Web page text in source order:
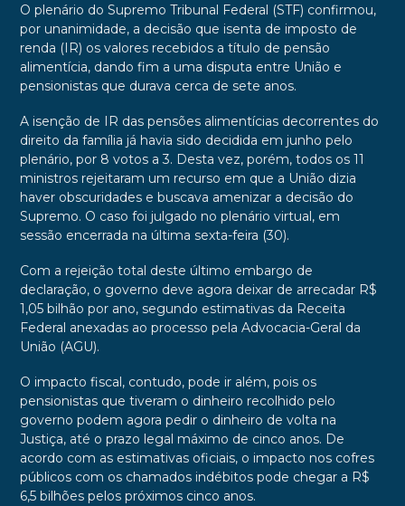
O plenário do Supremo Tribunal Federal (STF) confirmou,
por unanimidade, a decisão que isenta de imposto de
renda (IR) os valores recebidos a título de pensão
alimentícia, dando fim a uma disputa entre União e
pensionistas que durava cerca de sete anos.
A isenção de IR das pensões alimentícias decorrentes do
direito da família já havia sido decidida em junho pelo
plenário, por 8 votos a 3. Desta vez, porém, todos os 11
ministros rejeitaram um recurso em que a União dizia
haver obscuridades e buscava amenizar a decisão do
Supremo. O caso foi julgado no plenário virtual, em
sessão encerrada na última sexta-feira (30).
Com a rejeição total deste último embargo de
declaração, o governo deve agora deixar de arrecadar R$
1,05 bilhão por ano, segundo estimativas da Receita
Federal anexadas ao processo pela Advocacia-Geral da
União (AGU).
O impacto fiscal, contudo, pode ir além, pois os
pensionistas que tiveram o dinheiro recolhido pelo
governo podem agora pedir o dinheiro de volta na
Justiça, até o prazo legal máximo de cinco anos. De
acordo com as estimativas oficiais, o impacto nos cofres
públicos com os chamados indébitos pode chegar a R$
6,5 bilhões pelos próximos cinco anos.